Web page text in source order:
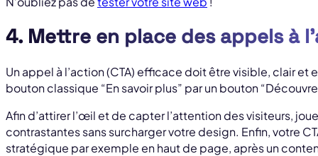
4. Mettre en place des appels à
Un appel à l’action (CTA) efficace doit être visible, clair et
bouton classique “En savoir plus” par un bouton
Afin d’attirer l’œil et de capter l’attention des visiteurs,
contrastantes sans surcharger votre design. Enfin, votre
stratégique par exemple en haut de page, après un